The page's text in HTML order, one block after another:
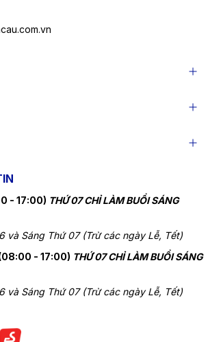
- 17:00) THỨ 07 CHỈ LÀM BUỔI SÁNG
và Sáng Thứ 07 (Trừ các ngày Lễ, Tết)
(08:00 - 17:00) THỨ 07 CHỈ LÀM BUỔI SÁNG
và Sáng Thứ 07 (Trừ các ngày Lễ, Tết)